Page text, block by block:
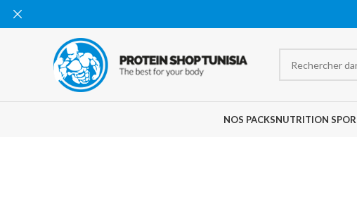
NOS PACKSNUTRITION